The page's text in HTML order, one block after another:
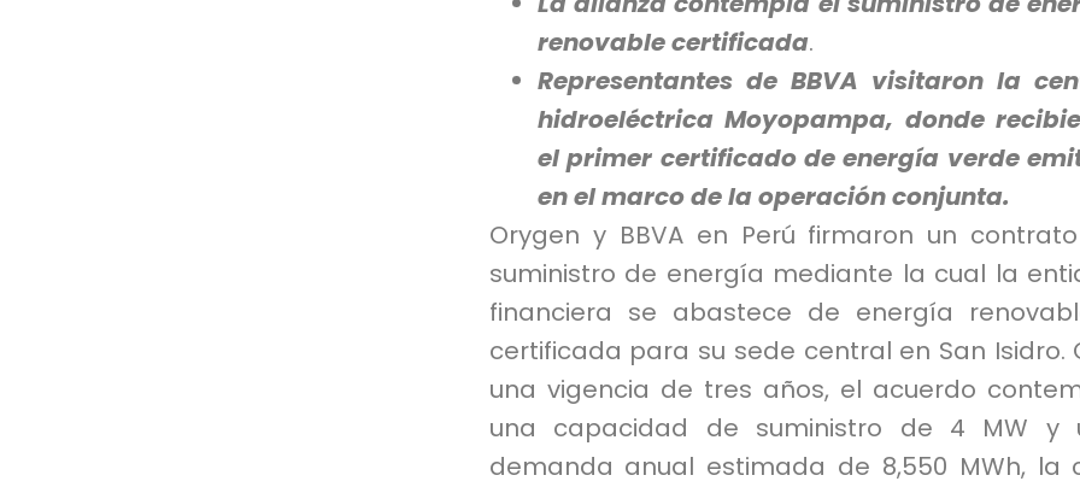
renovable certificada.
Representantes de BBVA visitaron la
hidroeléctrica Moyopampa, donde
el primer certificado de energía verde
en el marco de la operación conjunta.
Orygen y BBVA en Perú firmaron un
suministro de energía mediante la cual la
financiera se abastece de energía
certificada para su sede central en San Isidro.
una vigencia de tres años, el acuerdo
una capacidad de suministro de 4 MW y
demanda anual estimada de 8,550 MWh, la